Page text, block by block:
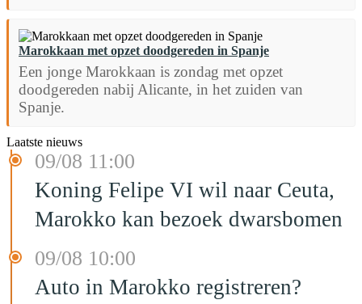
Marokkaan met opzet doodgereden in Spanje
Een jonge Marokkaan is zondag met opzet
doodgereden nabij Alicante, in het zuiden van
Spanje.
Laatste nieuws
09/08 11:00
Koning Felipe VI wil naar Ceuta,
Marokko kan bezoek dwarsbomen
09/08 10:00
Auto in Marokko registreren?